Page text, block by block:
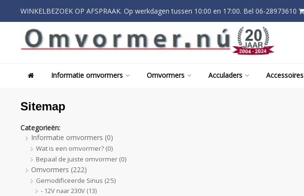
WINKELBEZOEK OP AFSPRAAK. Op werkdagen tussen 10:00 en 17:00. Bel 06-28973610
Informatie omvormers Omvormers Acculaders Accessoires
Sitemap
Categorieën:
Informatie omvormers (0)
Wat is een omvormer? (0)
Bepaal de juiste omvormer (0)
Omvormers (222)
Gemodificeerde Sinus (25)
- 12V naar 230V (13)